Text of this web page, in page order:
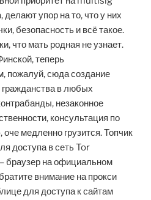
упор на то, что у них
безопасность и всё такое.
что мать родная не узнает.
теперь
пожалуй, сюда создание
гражданства в любых
незаконное
консультация по
медленно грузится. Топчик
доступа в сеть Tor
браузер на официальном
внимание на прокси
для доступа к сайтам